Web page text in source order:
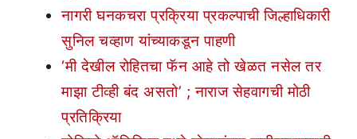
नागरी घनकचरा प्रक्रिया प्रकल्पाची जिल्हाधिकारी
सुनिल चव्हाण यांच्याकडून पाहणी
‘मी देखील रोहितचा फॅन आहे तो खेळत नसेल तर
माझा टीव्ही बंद असतो’ ; नाराज सेहवागची मोठी
प्रतिक्रिया